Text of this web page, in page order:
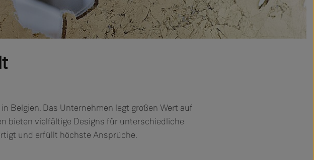
Belgien. Das Unternehmen legt großen Wert auf
bieten vielfältige Designs für unterschiedliche
und erfüllt höchste Ansprüche.